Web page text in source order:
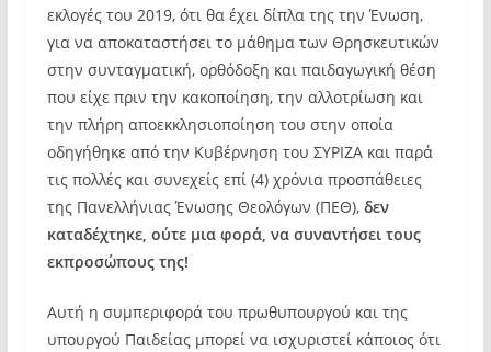
εκλογές του 2019, ότι θα έχει δίπλα της την Ένωση,
για να αποκαταστήσει το μάθημα των Θρησκευτικών
στην συνταγματική, ορθόδοξη και παιδαγωγική θέση
που είχε πριν την κακοποίηση, την αλλοτρίωση και
την πλήρη αποεκκλησιοποίηση του στην οποία
οδηγήθηκε από την Κυβέρνηση του ΣΥΡΙΖΑ και παρά
τις πολλές και συνεχείς επί (4) χρόνια προσπάθειες
της Πανελλήνιας Ένωσης Θεολόγων (ΠΕΘ), δεν
καταδέχτηκε, ούτε μια φορά, να συναντήσει τους
εκπροσώπους της!
Αυτή η συμπεριφορά του πρωθυπουργού και της
υπουργού Παιδείας μπορεί να ισχυριστεί κάποιος ότι